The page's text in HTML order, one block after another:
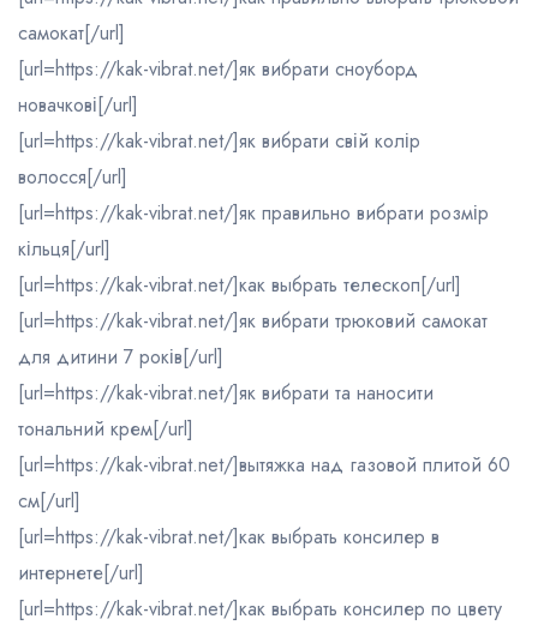
самокат[/url]
[url=https://kak-vibrat.net/]як вибрати сноуборд
новачкові[/url]
[url=https://kak-vibrat.net/]як вибрати свій колір
волосся[/url]
[url=https://kak-vibrat.net/]як правильно вибрати розмір
кільця[/url]
[url=https://kak-vibrat.net/]как выбрать телескоп[/url]
[url=https://kak-vibrat.net/]як вибрати трюковий самокат
для дитини 7 років[/url]
[url=https://kak-vibrat.net/]як вибрати та наносити
тональний крем[/url]
[url=https://kak-vibrat.net/]вытяжка над газовой плитой 60
см[/url]
[url=https://kak-vibrat.net/]как выбрать консилер в
интернете[/url]
[url=https://kak-vibrat.net/]как выбрать консилер по цвету